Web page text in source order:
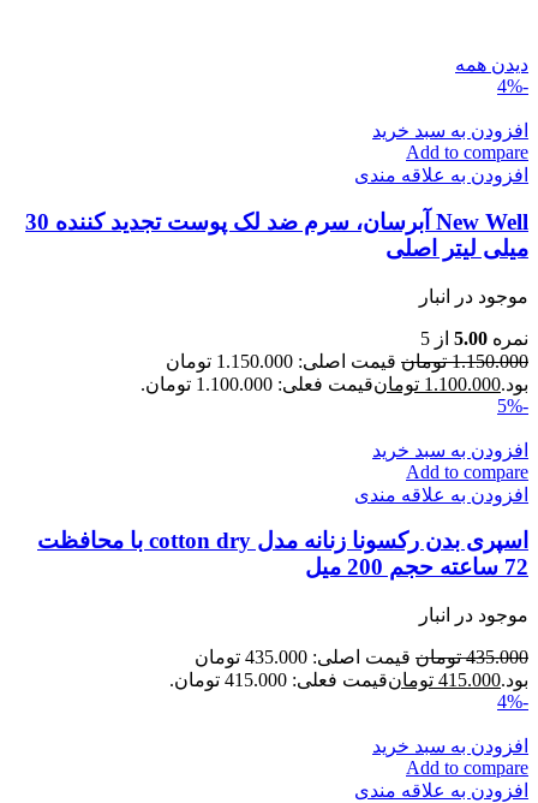
دیدن همه
-4%
افزودن به سبد خرید
Add to compare
افزودن به علاقه مندی
New Well آبرسان، سرم ضد لک پوست تجدید کننده 30
میلی لیتر اصلی
موجود در انبار
نمره 5.00 از 5
1.150.000 تومان
قیمت اصلی: 1.150.000 تومان
بود.1.100.000 تومانقیمت فعلی: 1.100.000 تومان.
-5%
افزودن به سبد خرید
Add to compare
افزودن به علاقه مندی
اسپری بدن رکسونا زنانه مدل cotton dry با محافظت
72 ساعته حجم 200 میل
موجود در انبار
435.000 تومان
قیمت اصلی: 435.000 تومان
بود.415.000 تومانقیمت فعلی: 415.000 تومان.
-4%
افزودن به سبد خرید
Add to compare
افزودن به علاقه مندی